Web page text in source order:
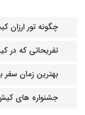
چگونه تور ارزان
تفریحاتی که در
بهترین زمان
جشنواره های